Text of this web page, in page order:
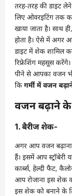
तरह-तरह की डाइट
लिए ओवरइटिंग तक
खाया जाता है। साथ
होता है। ऐसे में अगर
डाइट में शेक शामिल
रिफ्रेशिंग महसूस
पीने से आपका वजन
कि गर्मी में वजन
वजन बढ़ाने
1. बैरीज शेक-
अगर आप वजन बढ़ाना
हैं। इसमें आप स्ट्रॉबेरी
कार्ब्स, हेल्दी फैट,
आप रोजाना इस शेक
इस शेक को बनाने के